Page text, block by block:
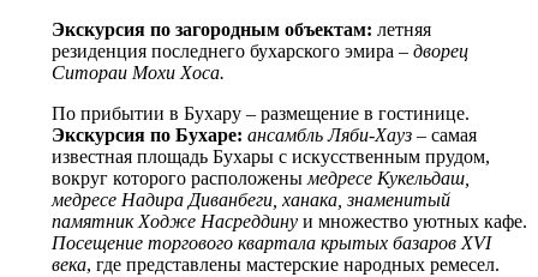
Экскурсия по загородным объектам: летняя
резиденция последнего бухарского эмира – дворец
Ситораи Мохи Хоса.
По прибытии в Бухару – размещение в гостинице.
Экскурсия по Бухаре: ансамбль Ляби-Хауз – самая
известная площадь Бухары с искусственным прудом,
вокруг которого расположены медресе Кукельдаш,
медресе Надира Диванбеги, ханака, знаменитый
памятник Ходже Насреддину и множество уютных кафе.
Посещение торгового квартала крытых базаров XVI
века, где представлены мастерские народных ремесел.